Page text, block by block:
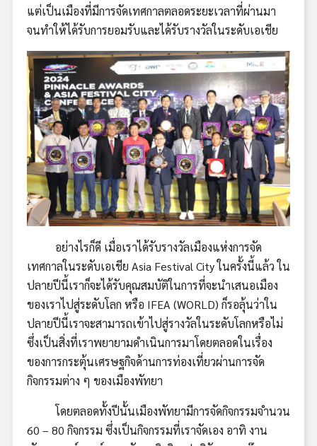
แต่เป็นเมืองที่มีการจัดเทศกาลตลอดระยะเวลาที่ผ่านมา
จนทำให้ได้รับการยอมรับและได้รับรางวัลในระดับเอเชีย
อย่างไรก็ดี เมื่อเราได้รับรางวัลเมืองแห่งการจัด
เทศกาลในระดับเอเชีย Asia Festival City ในครั้งนี้แล้ว ใน
ปลายปีนี้เราก็จะได้รับคุณสมบัติในการที่จะนำเสนอเมือง
ของเราไปสู่ระดับโลก หรือ IFEA (WORLD) ก็รอลุ้นว่าใน
ปลายปีนี้เราจะสามารถเข้าไปสู่รางวัลในระดับโลกหรือไม่
ซึ่งเป็นสิ่งที่เราพยายามดำเนินการมาโดยตลอดในเรื่อง
ของการกระตุ้นเศรษฐกิจด้านการท่องเที่ยวผ่านการจัด
กิจกรรมต่าง ๆ ของเมืองพัทยา
โดยตลอดทั้งปีนั้นเมืองพัทยามีการจัดกิจกรรมจำนวน
60 – 80 กิจกรรม ซึ่งเป็นกิจกรรมที่เราจัดเอง อาทิ งาน